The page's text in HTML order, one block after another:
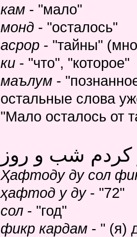
кам - "мало"
монд - "осталось"
асрор - "тайны"
ки - "что", "которое"
маълум -
остальные слова
"Мало осталось от
کردم شب و روز
Ҳафтоду ду сол
ҳафтод у ду- "72"
сол - "год"
фикр кардам - " (я)